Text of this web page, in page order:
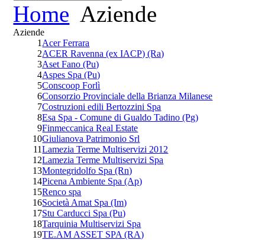
Home Aziende
Aziende
1 Acer Ferrara
2ACER Ravenna (ex IACP) (Ra)
3Aset Fano (Pu)
4Aspes Spa (Pu)
5Conscoop Forlì
6Consorzio Provinciale della Brianza Milanese
7Costruzioni edili Bertozzini Spa
8Esa Spa - Comune di Gualdo Tadino (Pg)
9Finmeccanica Real Estate
10Giulianova Patrimonio Srl
11Lamezia Terme Multiservizi 2012
12Lamezia Terme Multiservizi Spa
13Montegridolfo Spa (Rn)
14Picena Ambiente Spa (Ap)
15Renco spa
16Società Amat Spa (Im)
17Stu Carducci Spa (Pu)
18Tarquinia Multiservizi Spa
19TE.AM ASSET SPA (RA)